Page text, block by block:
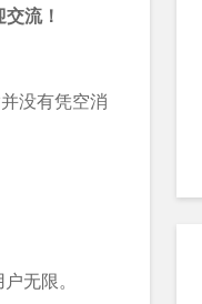
流！
没有凭空消
无限。